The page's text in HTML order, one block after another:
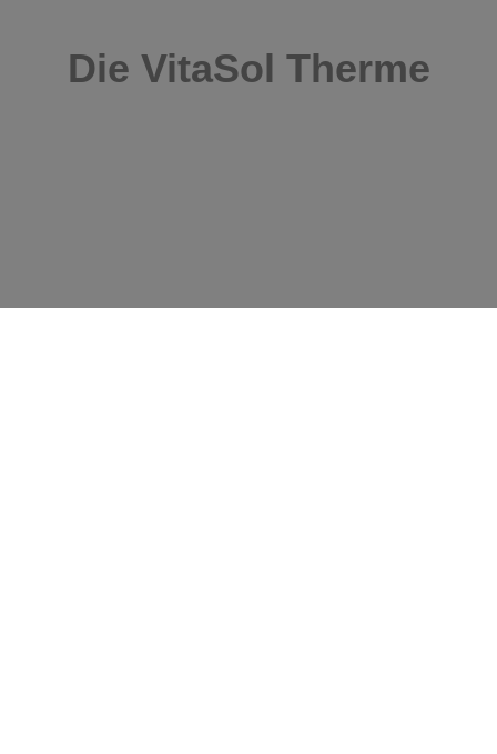
Die VitaSol Therme